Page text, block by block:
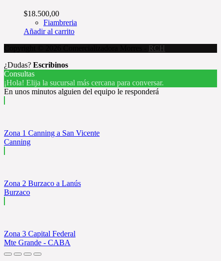
$18.500,00
Fiambreria
Añadir al carrito
RCH
¿Dudas? Escribinos
Consultas
¡Hola! Elija la sucursal más cercana para conversar.
En unos minutos alguien del equipo le responderá
Zona 1 Canning a San Vicente
Canning
Zona 2 Burzaco a Lanús
Burzaco
Zona 3 Capital Federal
Mte Grande - CABA